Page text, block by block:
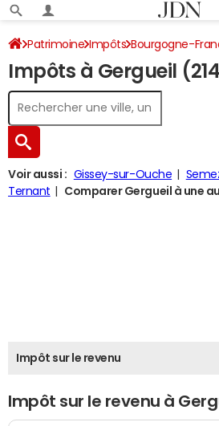
Patrimoine Impôts Bourgogne-
Côte-d'Or Gergueil Impôt sur le revenu
Impôts à Gergueil
Voir aussi : Gissey-sur-Ouche
Ternant
Comparer Gergueil à une
Impôt sur le revenu
Impôt sur le revenu à